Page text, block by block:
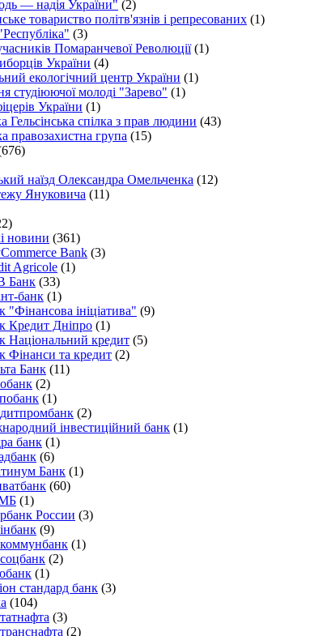
— надія України" (2)
товариство політв'язнів і репресованих (1)
(3)
Помаранчевої Революції(1)
України (4)
екологічний центр України (1)
студіюючої молоді "Зарево" (1)
України (1)
Гельсінська спілка з прав людини (43)
правозахистна група (15)
наїзд Олександра Омельченка (12)
Януковича (11)
новини (361)
Bank (3)
Agricole (1)
Банк (33)
банк (1)
"Фінансова ініціатива" (9)
Кредит Дніпро (1)
Національний кредит (5)
Фінанси та кредит (2)
Банк (11)
(2)
(1)
(2)
інвестиційний банк (1)
банк (1)
(6)
Банк (1)
(60)
(1)
России (3)
(9)
(1)
(2)
(1)
стандард банк (3)
(104)
(3)
(2)